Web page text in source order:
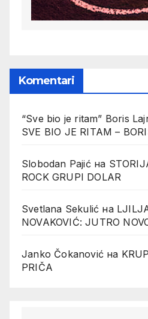
Komentari
“Sve bio je ritam” Boris
SVE BIO JE RITAM –
Slobodan Pajićна
ROCK GRUPI DOLAR
Svetlana Sekulić на
NOVAKOVIĆ: JUTRO
Janko Čokanović на
PRIČA